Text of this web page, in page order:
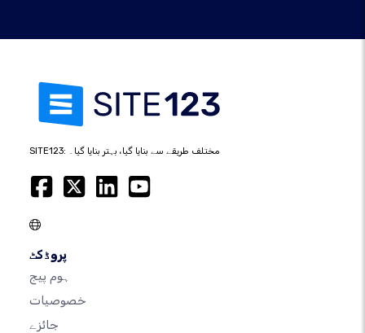
SITE123: مختلف طریقے سے بنایا گیا، بہتر بنایا گیا۔
پروڈکٹ
ہوم پیج
خصوصیات
جائزے